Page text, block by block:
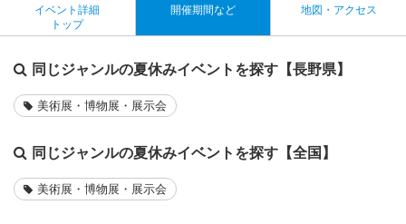
イベント詳細
トップ
開催期間など 地図・アクセス
同じジャンルの夏休みイベントを探す【長野県】
美術展・博物展・展示会
同じジャンルの夏休みイベントを探す【全国】
美術展・博物展・展示会